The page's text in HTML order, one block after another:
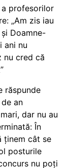
profesorilor
„Am zis iau
Doamne-
ani nu
nu cred că
răspunde
an
dar nu au
În
ținem cât se
posturile
nu poți